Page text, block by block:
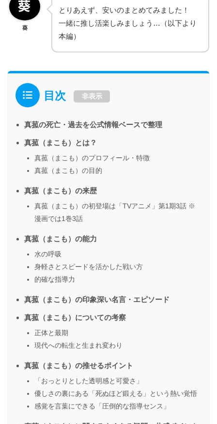
葵
とりあえず、安いのまとめてみました！
一緒に推し活楽しみましょう…（以下より
本編）
目次 非表示
真菰の死亡・過去を公式情報ベースで整理
真菰（まこも）とは？
真菰（まこも）のプロフィール・特徴
真菰（まこも）の目的
真菰（まこも）の来歴
真菰（まこも）の初登場は「TVアニメ」第1期3話 ※
漫画では1巻3話
真菰（まこも）の能力
水の呼吸
身軽さとスピードを活かした戦い方
的確な指導力
真菰（まこも）の印象深い名言・エピソード
真菰（まこも）についての考察
正体と最期
現代への転生と生まれ変わり
真菰（まこも）の推せるポイント
「おっとりとした透明感と可愛さ」
優しさの裏にある「死ぬほど鍛える」という熱い覚悟
感覚を言葉にできる「圧倒的な指導センス」